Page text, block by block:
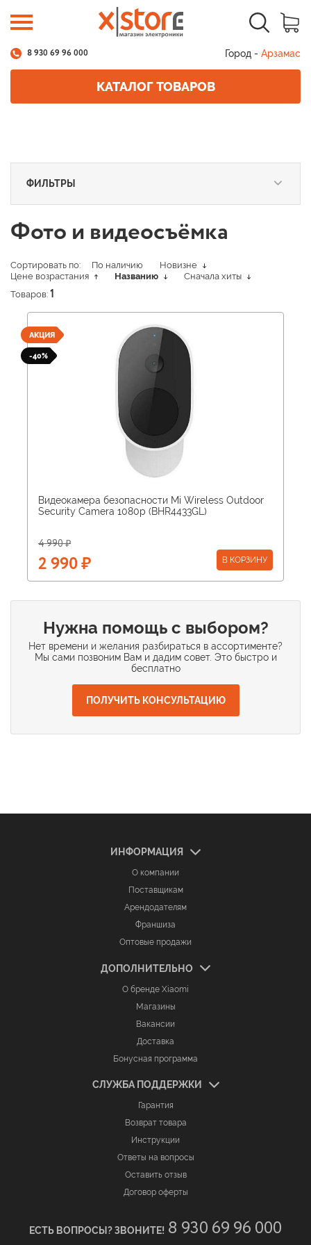
8 930 69 96 000 Город - Арзамас
КАТАЛОГ ТОВАРОВ
ФИЛЬТРЫ
Фото и видеосъёмка
Сортировать по: По наличию
Новизне
Цене возрастания
Названию
Сначала хиты
Товаров: 1
АКЦИЯ
-40%
Видеокамера безопасности Mi Wireless Outdoor
Security Camera 1080p (BHR4433GL)
4 990 ₽
2 990 ₽ В КОРЗИНУ
Нужна помощь с выбором?
Нет времени и желания разбираться в ассортименте?
Мы сами позвоним Вам и дадим совет. Это быстро и
бесплатно
ПОЛУЧИТЬ КОНСУЛЬТАЦИЮ
ИНФОРМАЦИЯ
О компании
Поставщикам
Арендодателям
Франшиза
Оптовые продажи
ДОПОЛНИТЕЛЬНО
О бренде Xiaomi
Магазины
Вакансии
Доставка
Бонусная программа
СЛУЖБА ПОДДЕРЖКИ
Гарантия
Возврат товара
Инструкции
Ответы на вопросы
Оставить отзыв
Договор оферты
ЕСТЬ ВОПРОСЫ? ЗВОНИТЕ! 8 930 69 96 000